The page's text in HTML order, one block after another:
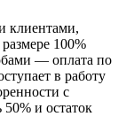
клиентами,
100%
— оплата по
в работу
с
50% и остаток